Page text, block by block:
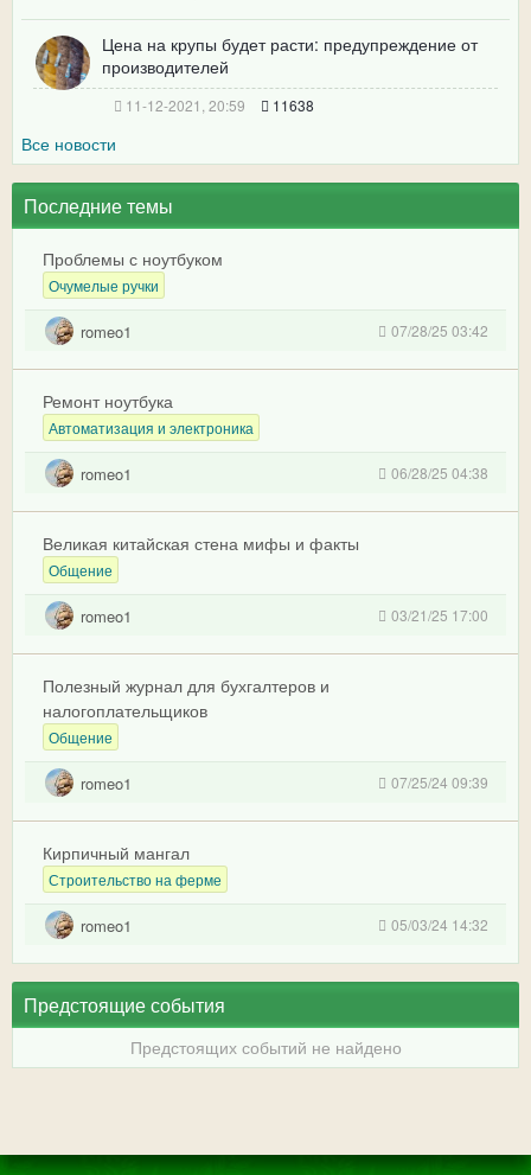
Цена на крупы будет расти: предупреждение от
производителей
11-12-2021, 20:59 11638
Все новости
Последние темы
Проблемы с ноутбуком
Очумелые ручки
romeo1 07/28/25 03:42
Ремонт ноутбука
Автоматизация и электроника
romeo1 06/28/25 04:38
Великая китайская стена мифы и факты
Общение
romeo1 03/21/25 17:00
Полезный журнал для бухгалтеров и
налогоплательщиков
Общение
romeo1 07/25/24 09:39
Кирпичный мангал
Строительство на ферме
romeo1 05/03/24 14:32
Предстоящие события
Предстоящих событий не найдено